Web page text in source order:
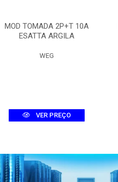
MOD TOMADA 2P+T 10A
ESATTA ARGILA
WEG
VER PREÇO